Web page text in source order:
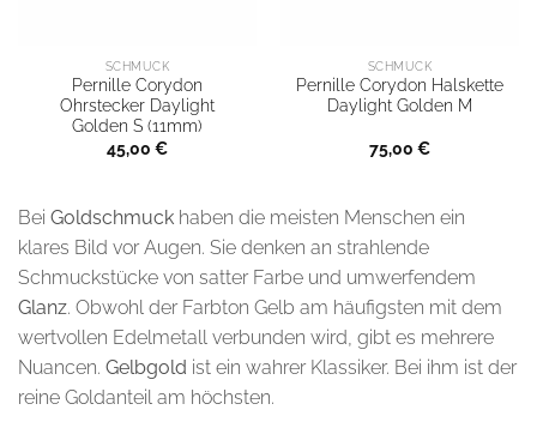
SCHMUCK
Pernille Corydon
Ohrstecker Daylight
Golden S (11mm)
45,00 €
SCHMUCK
Pernille Corydon Halskette
Daylight Golden M
75,00 €
Bei Goldschmuck haben die meisten Menschen ein
klares Bild vor Augen. Sie denken an strahlende
Schmuckstücke von satter Farbe und umwerfendem
Glanz. Obwohl der Farbton Gelb am häufigsten mit dem
wertvollen Edelmetall verbunden wird, gibt es mehrere
Nuancen. Gelbgold ist ein wahrer Klassiker. Bei ihm ist der
reine Goldanteil am höchsten.